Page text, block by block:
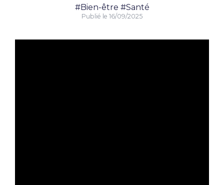
#Bien-être #Santé
Publié le 16/09/2025